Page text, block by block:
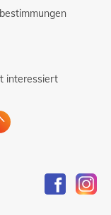
interessiert